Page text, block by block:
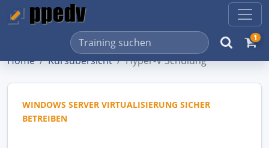
1
Home Kursübersicht Hyper-V Schulung
WINDOWS SERVER VIRTUALISIERUNG SICHER
BETREIBEN